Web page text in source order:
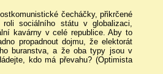
čecháčky, přikrčené
sociálního státu v globalizaci,
kavárny v celé republice. Aby to
propadnout dojmu, že elektorát
buranstva, a že oba typy jsou v
kdo má převahu? (Optimista